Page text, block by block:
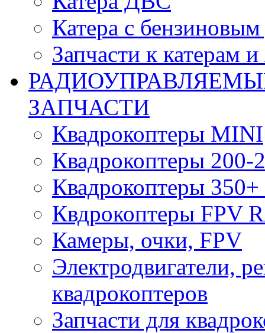
Катера с бензиновым
Запчасти к катерам
ЗАПЧАСТИ
Квадрокоптеры MINI
Квадрокоптеры 200-
Квадрокоптеры 350+
Квдрокоптеры FPV
Камеры, очки, FPV
Электродвигатели,
квадрокоптеров
Запчасти для